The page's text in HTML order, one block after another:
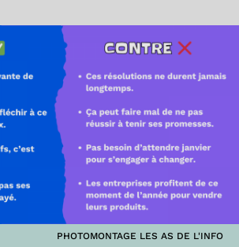
PHOTOMONTAGE LES AS DE L'INFO